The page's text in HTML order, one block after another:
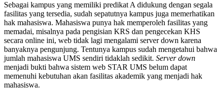
Sebagai kampus yang memiliki predikat A didukung dengan segala
fasilitas yang tersedia, sudah sepatutnya kampus juga memerhatikan
hak mahasiswa. Mahasiswa punya hak memperoleh fasilitas yang
memadai, misalnya pada pengisian KRS dan pengecekan KHS
secara online ini, web tidak lagi mengalami server down karena
banyaknya pengunjung. Tentunya kampus sudah mengetahui bahwa
jumlah mahasiswa UMS sendiri tidaklah sedikit. Server down
menjadi bukti bahwa sistem web STAR UMS belum dapat
memenuhi kebutuhan akan fasilitas akademik yang menjadi hak
mahasiswa.